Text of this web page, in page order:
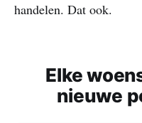
handelen. Dat ook.
Elke
nieuwe